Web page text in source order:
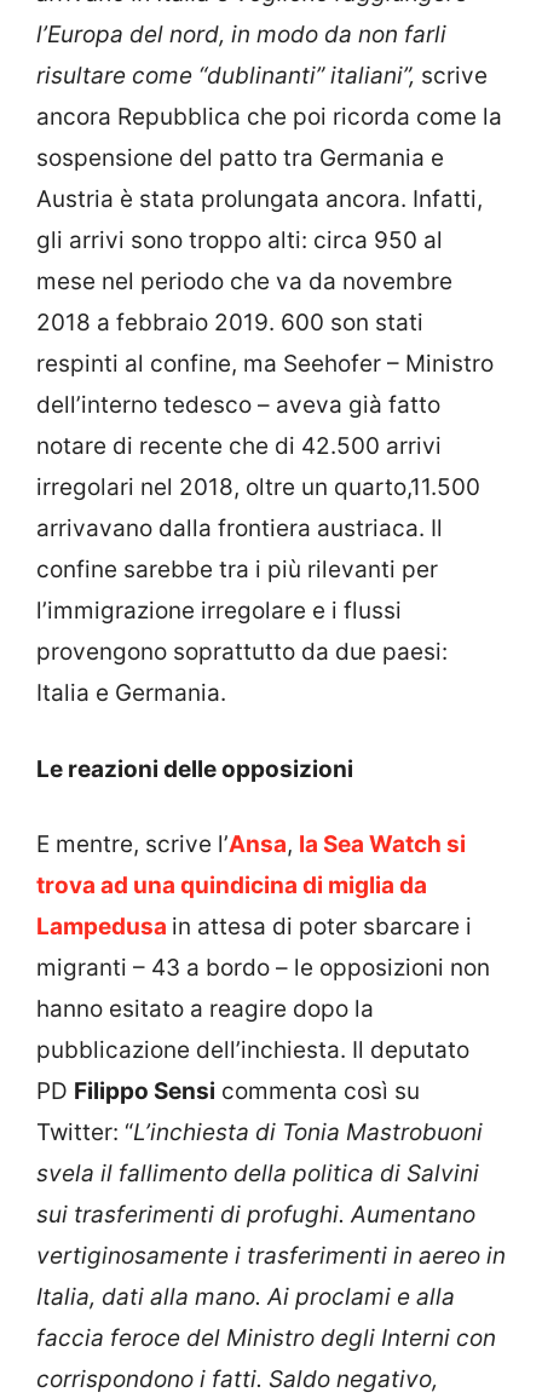
l’Europa del nord, in modo da non farli
risultare come “dublinanti” italiani”, scrive
ancora Repubblica che poi ricorda come la
sospensione del patto tra Germania e
Austria è stata prolungata ancora. Infatti,
gli arrivi sono troppo alti: circa 950 al
mese nel periodo che va da novembre
2018 a febbraio 2019. 600 son stati
respinti al confine, ma Seehofer – Ministro
dell’interno tedesco – aveva già fatto
notare di recente che di 42.500 arrivi
irregolari nel 2018, oltre un quarto,11.500
arrivavano dalla frontiera austriaca. Il
confine sarebbe tra i più rilevanti per
l’immigrazione irregolare e i flussi
provengono soprattutto da due paesi:
Italia e Germania.
Le reazioni delle opposizioni
E mentre, scrive l’Ansa, la Sea Watch si
trova ad una quindicina di miglia da
Lampedusa in attesa di poter sbarcare i
migranti – 43 a bordo – le opposizioni non
hanno esitato a reagire dopo la
pubblicazione dell’inchiesta. Il deputato
PD Filippo Sensi commenta così su
Twitter: “L’inchiesta di Tonia Mastrobuoni
svela il fallimento della politica di Salvini
sui trasferimenti di profughi. Aumentano
vertiginosamente i trasferimenti in aereo in
Italia, dati alla mano. Ai proclami e alla
faccia feroce del Ministro degli Interni con
corrispondono i fatti. Saldo negativo,